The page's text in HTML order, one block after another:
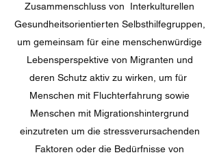
Zusammenschluss von Interkulturellen
Gesundheitsorientierten Selbsthilfegruppen,
um gemeinsam für eine menschenwürdige
Lebensperspektive von Migranten und
deren Schutz aktiv zu wirken, um für
Menschen mit Fluchterfahrung sowie
Menschen mit Migrationshintergrund
einzutreten um die stressverursachenden
Faktoren oder die Bedürfnisse von